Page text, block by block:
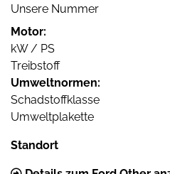
Unsere Nummer
Motor:
kW / PS
Treibstoff
Umweltnormen:
Schadstoffklasse
Umweltplakette
Standort